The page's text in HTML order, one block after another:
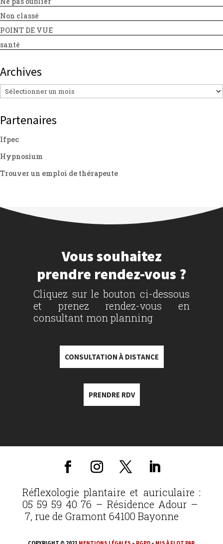
Non classé
POINT DE VUE
santé
Archives
Archives
Partenaires
Ifpec
Hypnosium
Trouver un emploi de thérapeute
Vous souhaitez
prendre rendez-vous ?
Cliquez sur le bouton ci-dessous
et prenez rendez-vous en
consultant mon planning
CONSULTATION À DISTANCE
PRENDRE RDV
Réflexologie plantaire et auriculaire :
05 59 59 40 76 – Résidence Adour –
7, rue de Gramont 64100 Bayonne